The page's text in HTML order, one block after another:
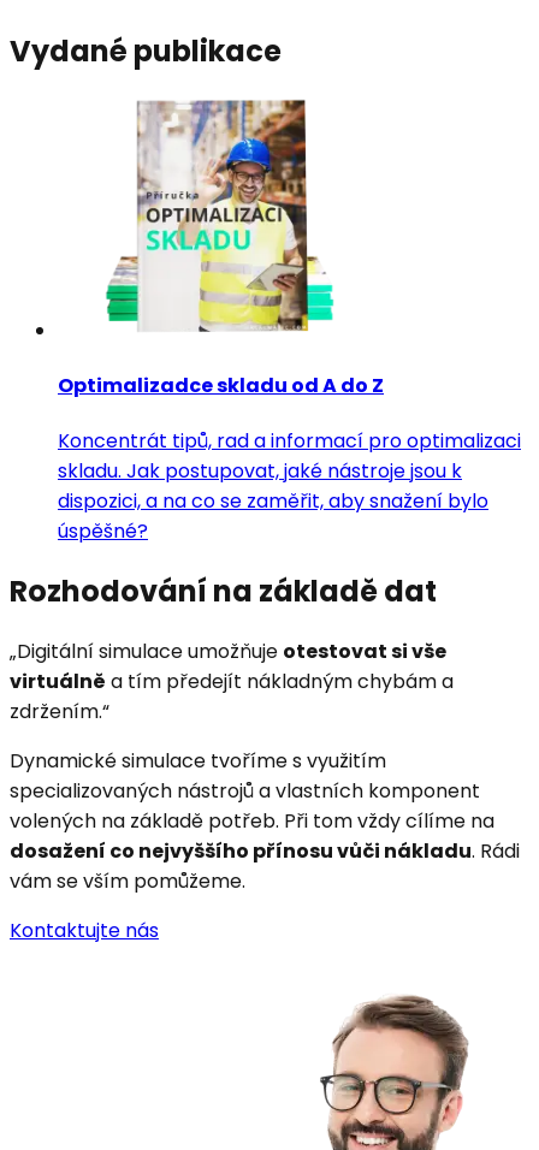
Vydané publikace
Optimalizadce skladu od A do Z
Koncentrát tipů, rad a informací pro optimalizaci
skladu. Jak postupovat, jaké nástroje jsou k
dispozici, a na co se zaměřit, aby snažení bylo
úspěšné?
Rozhodování na základě dat
„Digitální simulace umožňuje otestovat si vše
virtuálně a tím předejít nákladným chybám a
zdržením.“
Dynamické simulace tvoříme s využitím
specializovaných nástrojů a vlastních komponent
volených na základě potřeb. Při tom vždy cílíme na
dosažení co nejvyššího přínosu vůči nákladu. Rádi
vám se vším pomůžeme.
Kontaktujte nás